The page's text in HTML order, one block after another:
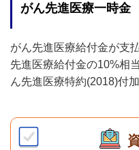
がん先進医療一時金
がん先進医療給付金が支
先進医療給付金の10%相
ん先進医療特約(2018)付加